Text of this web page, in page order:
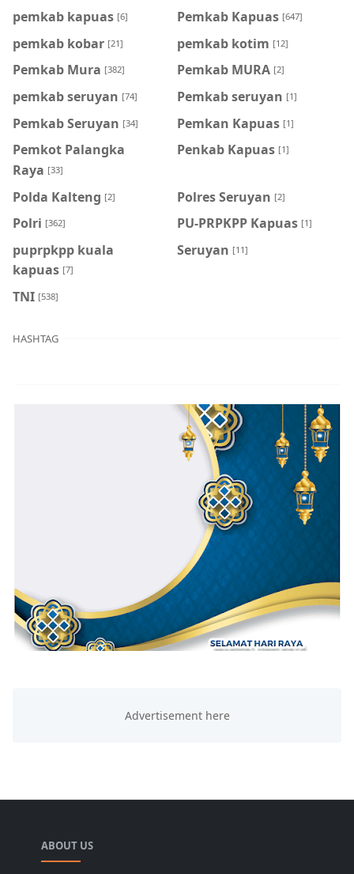
pemkab kapuas [6] Pemkab Kapuas [647]
pemkab kobar [21] pemkab kotim [12]
Pemkab Mura [382] Pemkab MURA [2]
pemkab seruyan [74] Pemkab seruyan [1]
Pemkab Seruyan [34] Pemkan Kapuas [1]
Pemkot Palangka
Raya [33]
Penkab Kapuas [1]
Polda Kalteng [2] Polres Seruyan [2]
Polri [362] PU-PRPKPP Kapuas [1]
puprpkpp kuala
kapuas [7]
Seruyan [11]
TNI [538]
HASHTAG
ABOUT US